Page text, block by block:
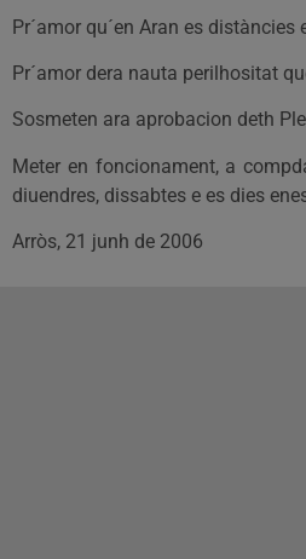
Pr´amor qu´en Aran es
Pr´amor dera nauta perilhositat
Sosmeten ara aprobacion deth
Meter en foncionament, a
diuendres, dissabtes e es dies
Arròs, 21 junh de 2006